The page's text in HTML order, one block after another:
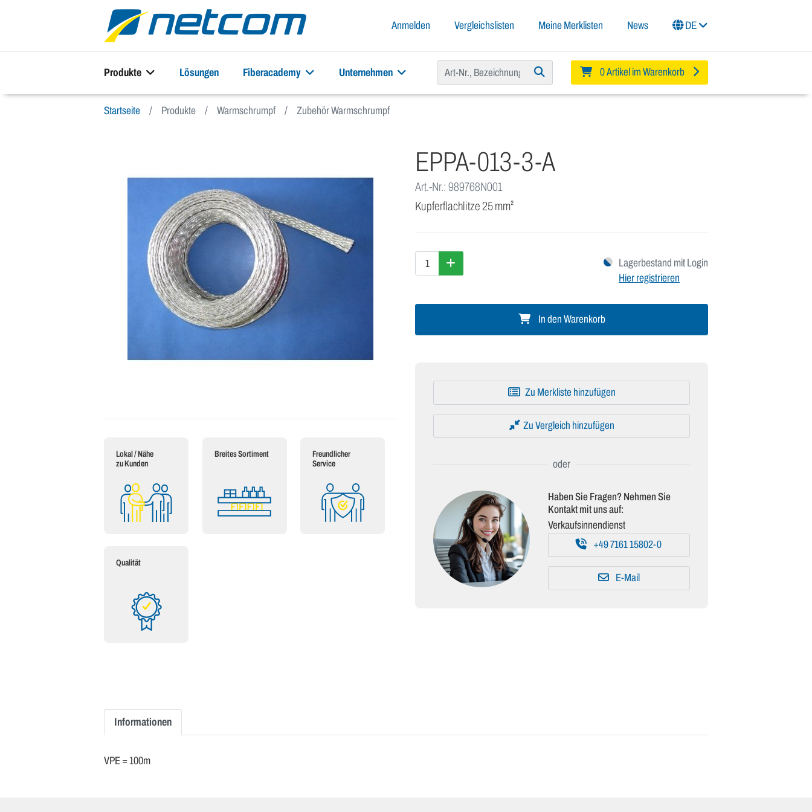
Anmelden Vergleichslisten Meine Merklisten News DE
Produkte Lösungen Fiberacademy Unternehmen 0 Artikel im Warenkorb
Startseite Produkte Warmschrumpf Zubehör Warmschrumpf
Lokal / Nähe
zu Kunden
Breites Sortiment
Freundlicher
Service
Qualität
EPPA-013-3-A
Art.-Nr.: 989768N001
Kupferflachlitze 25 mm²
Lagerbestand mit Login
Hier registrieren
In den Warenkorb
Zu Merkliste hinzufügen
Zu Vergleich hinzufügen
Haben Sie Fragen? Nehmen Sie
Kontakt mit uns auf:
Verkaufsinnendienst
+49 7161 15802-0
E-Mail
Informationen
VPE = 100m